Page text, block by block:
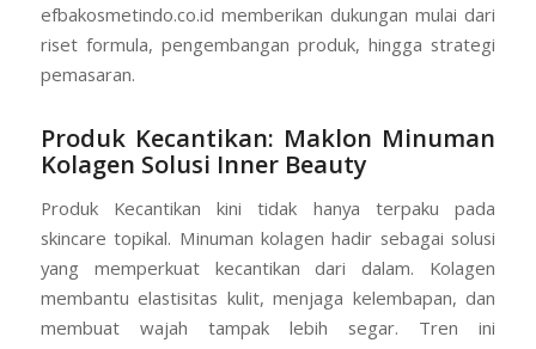
efbakosmetindo.co.id memberikan dukungan mulai dari
riset formula, pengembangan produk, hingga strategi
pemasaran.
Produk Kecantikan: Maklon Minuman
Kolagen Solusi Inner Beauty
Produk Kecantikan kini tidak hanya terpaku pada
skincare topikal. Minuman kolagen hadir sebagai solusi
yang memperkuat kecantikan dari dalam. Kolagen
membantu elastisitas kulit, menjaga kelembapan, dan
membuat wajah tampak lebih segar. Tren ini